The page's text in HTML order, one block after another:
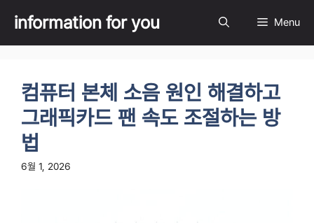
content
information for you Menu
컴퓨터 본체 소음 원인 해결하고
그래픽카드 팬 속도 조절하는 방
법
6월 1, 2026